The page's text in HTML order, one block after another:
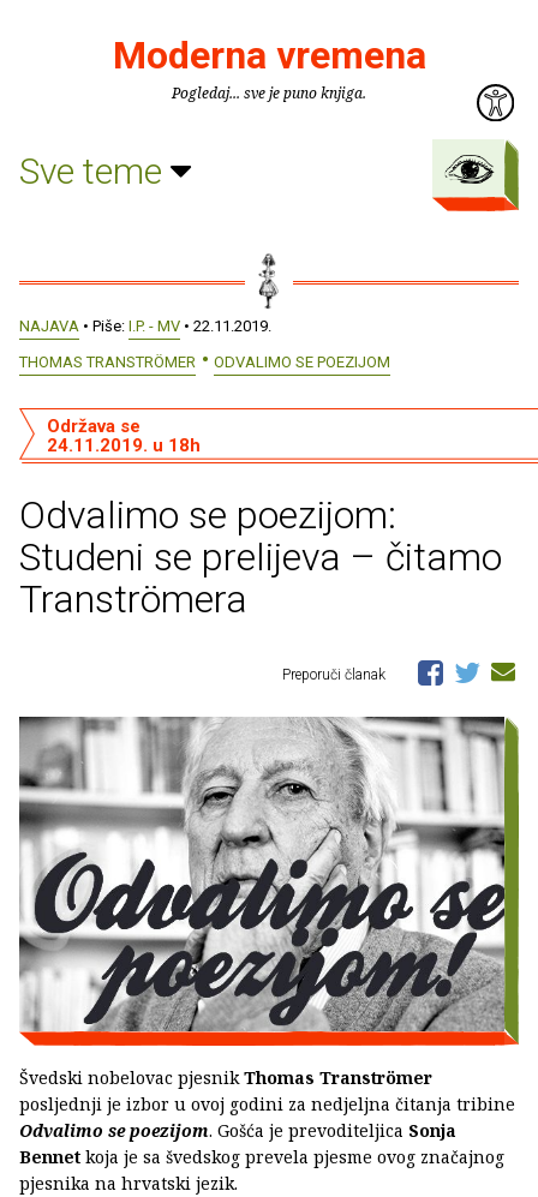
Moderna vremena
Pogledaj... sve je puno knjiga.
Sve teme
NAJAVA • Piše: I.P. - MV • 22.11.2019.
THOMAS TRANSTRÖMER
ODVALIMO SE POEZIJOM
Odvalimo se poezijom:
Studeni se prelijeva – čitamo
Tranströmera
Održava se
24.11.2019. u 18h
Preporuči članak
Švedski nobelovac pjesnikThomas Tranströmer
posljednji je izbor u ovoj godini za nedjeljna čitanja tribine
Odvalimo se poezijom. Gošća je prevoditeljica Sonja
Bennet koja je sa švedskog prevela pjesme ovog značajnog
pjesnika na hrvatski jezik.